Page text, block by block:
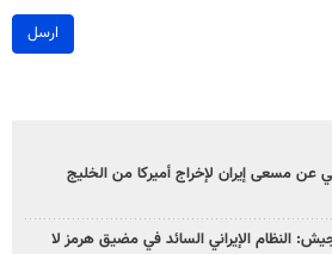
ارسل
عن مسعى إيران لإخراج أميركا من الخليج
النظام الإيراني السائد في مضيق هرمز لا